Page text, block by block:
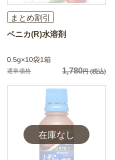
まとめ割引
ベニカ(R)水溶剤
0.5g×10袋1箱
通常価格 1,780円(税込)